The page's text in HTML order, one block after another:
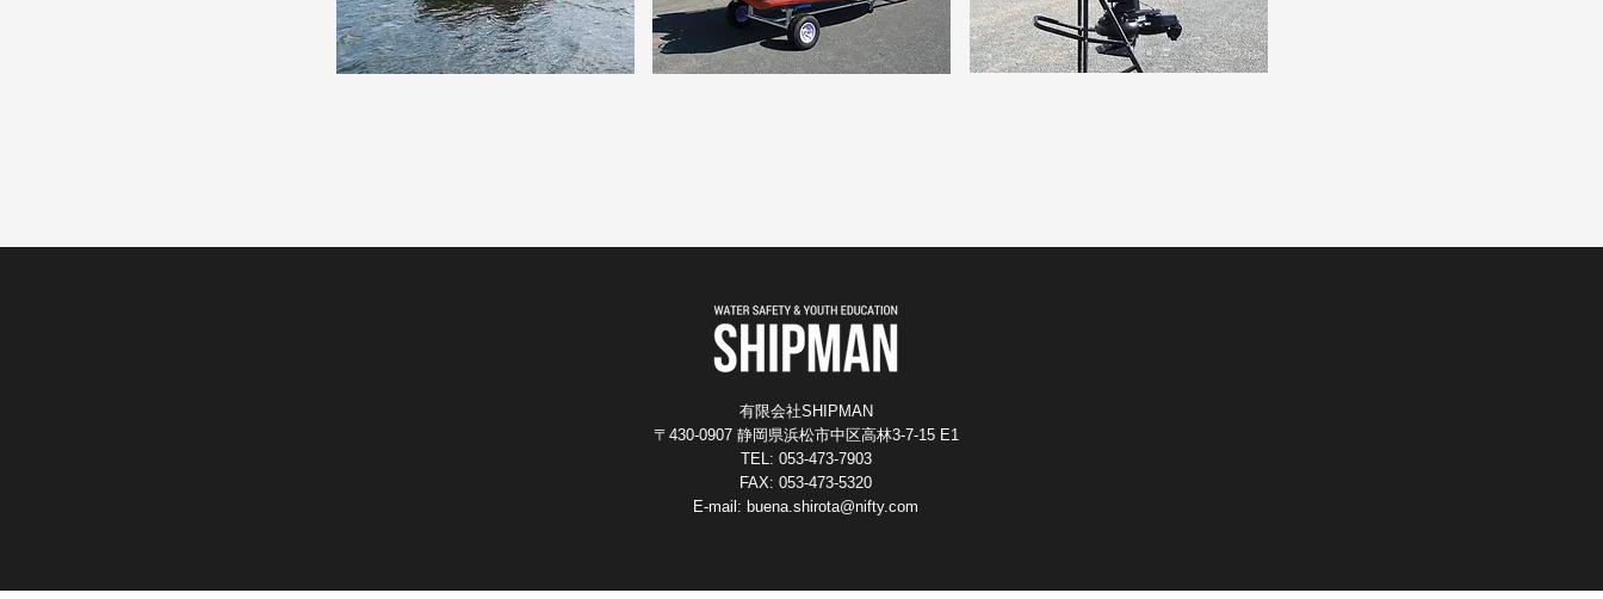
有限会社SHIPMAN
〒430-0907 静岡県浜松市中区高林3-7-15 E1
TEL: 053-473-7903
FAX: 053-473-5320
E-mail: buena.shirota@nifty.com